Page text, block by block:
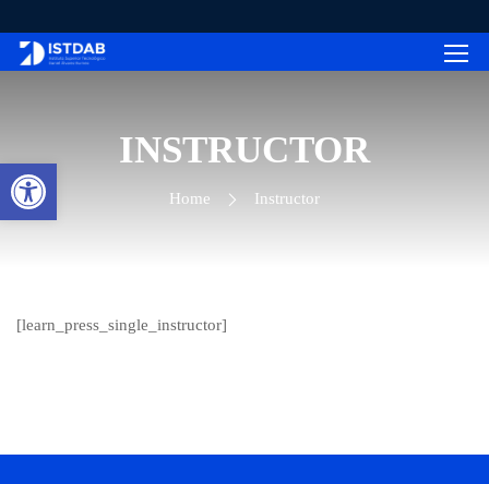
Abrir barra de herramientas
INSTRUCTOR
Home Instructor
[learn_press_single_instructor]